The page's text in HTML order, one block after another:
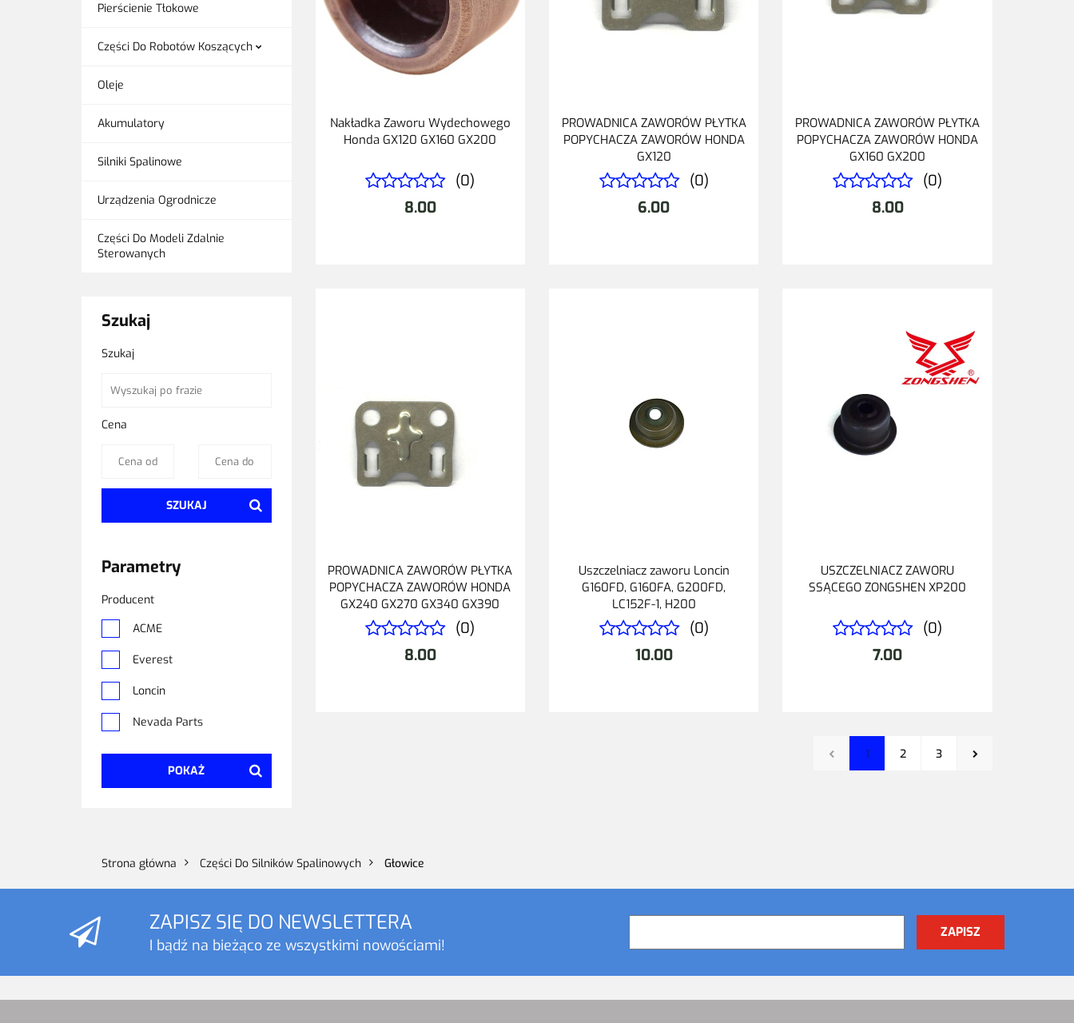
Pierścienie Tłokowe
Części Do Robotów Koszących
Oleje
Akumulatory
Silniki Spalinowe
Urządzenia Ogrodnicze
Części Do Modeli Zdalnie
Sterowanych
Szukaj
Szukaj
Cena
SZUKAJ
Parametry
Producent
ACME
Everest
Loncin
Nevada Parts
TechPolParts
ZongShen
POKAŻ
Nakładka Zaworu Wydechowego
Honda GX120 GX160 GX200
(0)
8.00
PROWADNICA ZAWORÓW PŁYTKA
POPYCHACZA ZAWORÓW HONDA
GX120
(0)
6.00
PROWADNICA ZAWORÓW PŁYTKA
POPYCHACZA ZAWORÓW HONDA
GX160 GX200
(0)
8.00
PROWADNICA ZAWORÓW PŁYTKA
POPYCHACZA ZAWORÓW HONDA
GX240 GX270 GX340 GX390
(0)
8.00
Uszczelniacz zaworu Loncin
G160FD, G160FA, G200FD,
LC152F-1, H200
(0)
10.00
USZCZELNIACZ ZAWORU
SSĄCEGO ZONGSHEN XP200
(0)
7.00
1 2 3
Strona główna Części Do Silników Spalinowych Głowice
ZAPISZ SIĘ DO NEWSLETTERA
I bądź na bieżąco ze wszystkimi nowościami!